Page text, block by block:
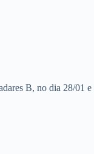
B, no dia 28/01